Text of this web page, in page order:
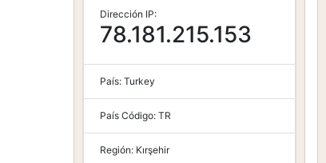
Dirección IP:
78.181.215.153
País: Turkey
País Código: TR
Región: Kırşehir